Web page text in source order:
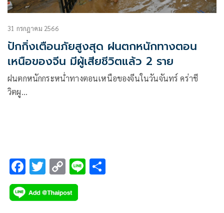
31 กรกฎาคม 2566
ปักกิ่งเตือนภัยสูงสุด ฝนตกหนักทางตอน
เหนือของจีน มีผู้เสียชีวิตแล้ว 2 ราย
ฝนตกหนักกระหน่ำทางตอนเหนือของจีนในวันจันทร์ คร่าชี
วิตผู…
F
ac
e
T
wi
tt
C
o
p
Li